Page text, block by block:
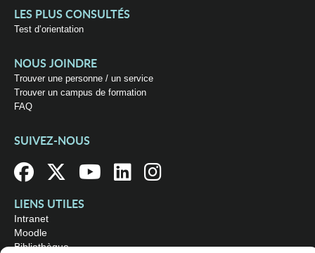
LES PLUS CONSULTÉS
Test d’orientation
NOUS JOINDRE
Trouver une personne / un service
Trouver un campus de formation
FAQ
SUIVEZ-NOUS
LIENS UTILES
Intranet
Moodle
Bibliothèque